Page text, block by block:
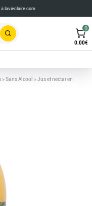
àlavieclaire.com
Rechercher
0
0.00€
>Sans Alcool >Jus et nectar en